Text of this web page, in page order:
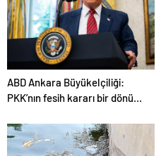
ABD Ankara Büyükelçiliği:
PKK’nın fesih kararı bir dönüm